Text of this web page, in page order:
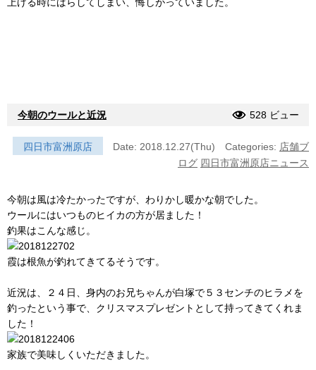
今朝のウールと近況 528 ビュー
四日市富洲原店 Date: 2018.12.27(Thu) Categories: 店舗ブ
ログ 四日市富洲原店ニュース
今朝は風は冷たかったですが、わりかし暖かな朝でした。
ウールにはいつものヒイカの方が居ました！
釣果はこんな感じ。
霞は根魚が釣れてきてるそうです。
近況は、２４日、身内のお兄ちゃんが白塚で５３センチのヒラメを
釣ったという事で、クリスマスプレゼントとして持ってきてくれま
した！
家族で美味しくいただきました。